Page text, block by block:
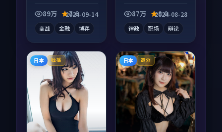
别错过，字幕区常有
89万 7.6
2024-09-14
商战 金融 博弈
合度高。
87万 8.0
2024-08-28
律政 职场 辩论
日本 独播 日本 高分